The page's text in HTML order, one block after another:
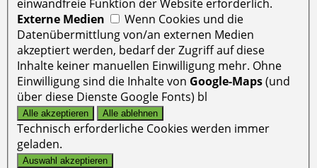
einwandfreie Funktion der Website erforderlich.
Externe Medien
Wenn Cookies und die
Datenübermittlung von/an externen Medien
akzeptiert werden, bedarf der Zugriff auf diese
Inhalte keiner manuellen Einwilligung mehr. Ohne
Einwilligung sind die Inhalte von Google-Maps(und
über diese Dienste Google Fonts) bl
Technisch erforderliche Cookies werden immer
geladen.